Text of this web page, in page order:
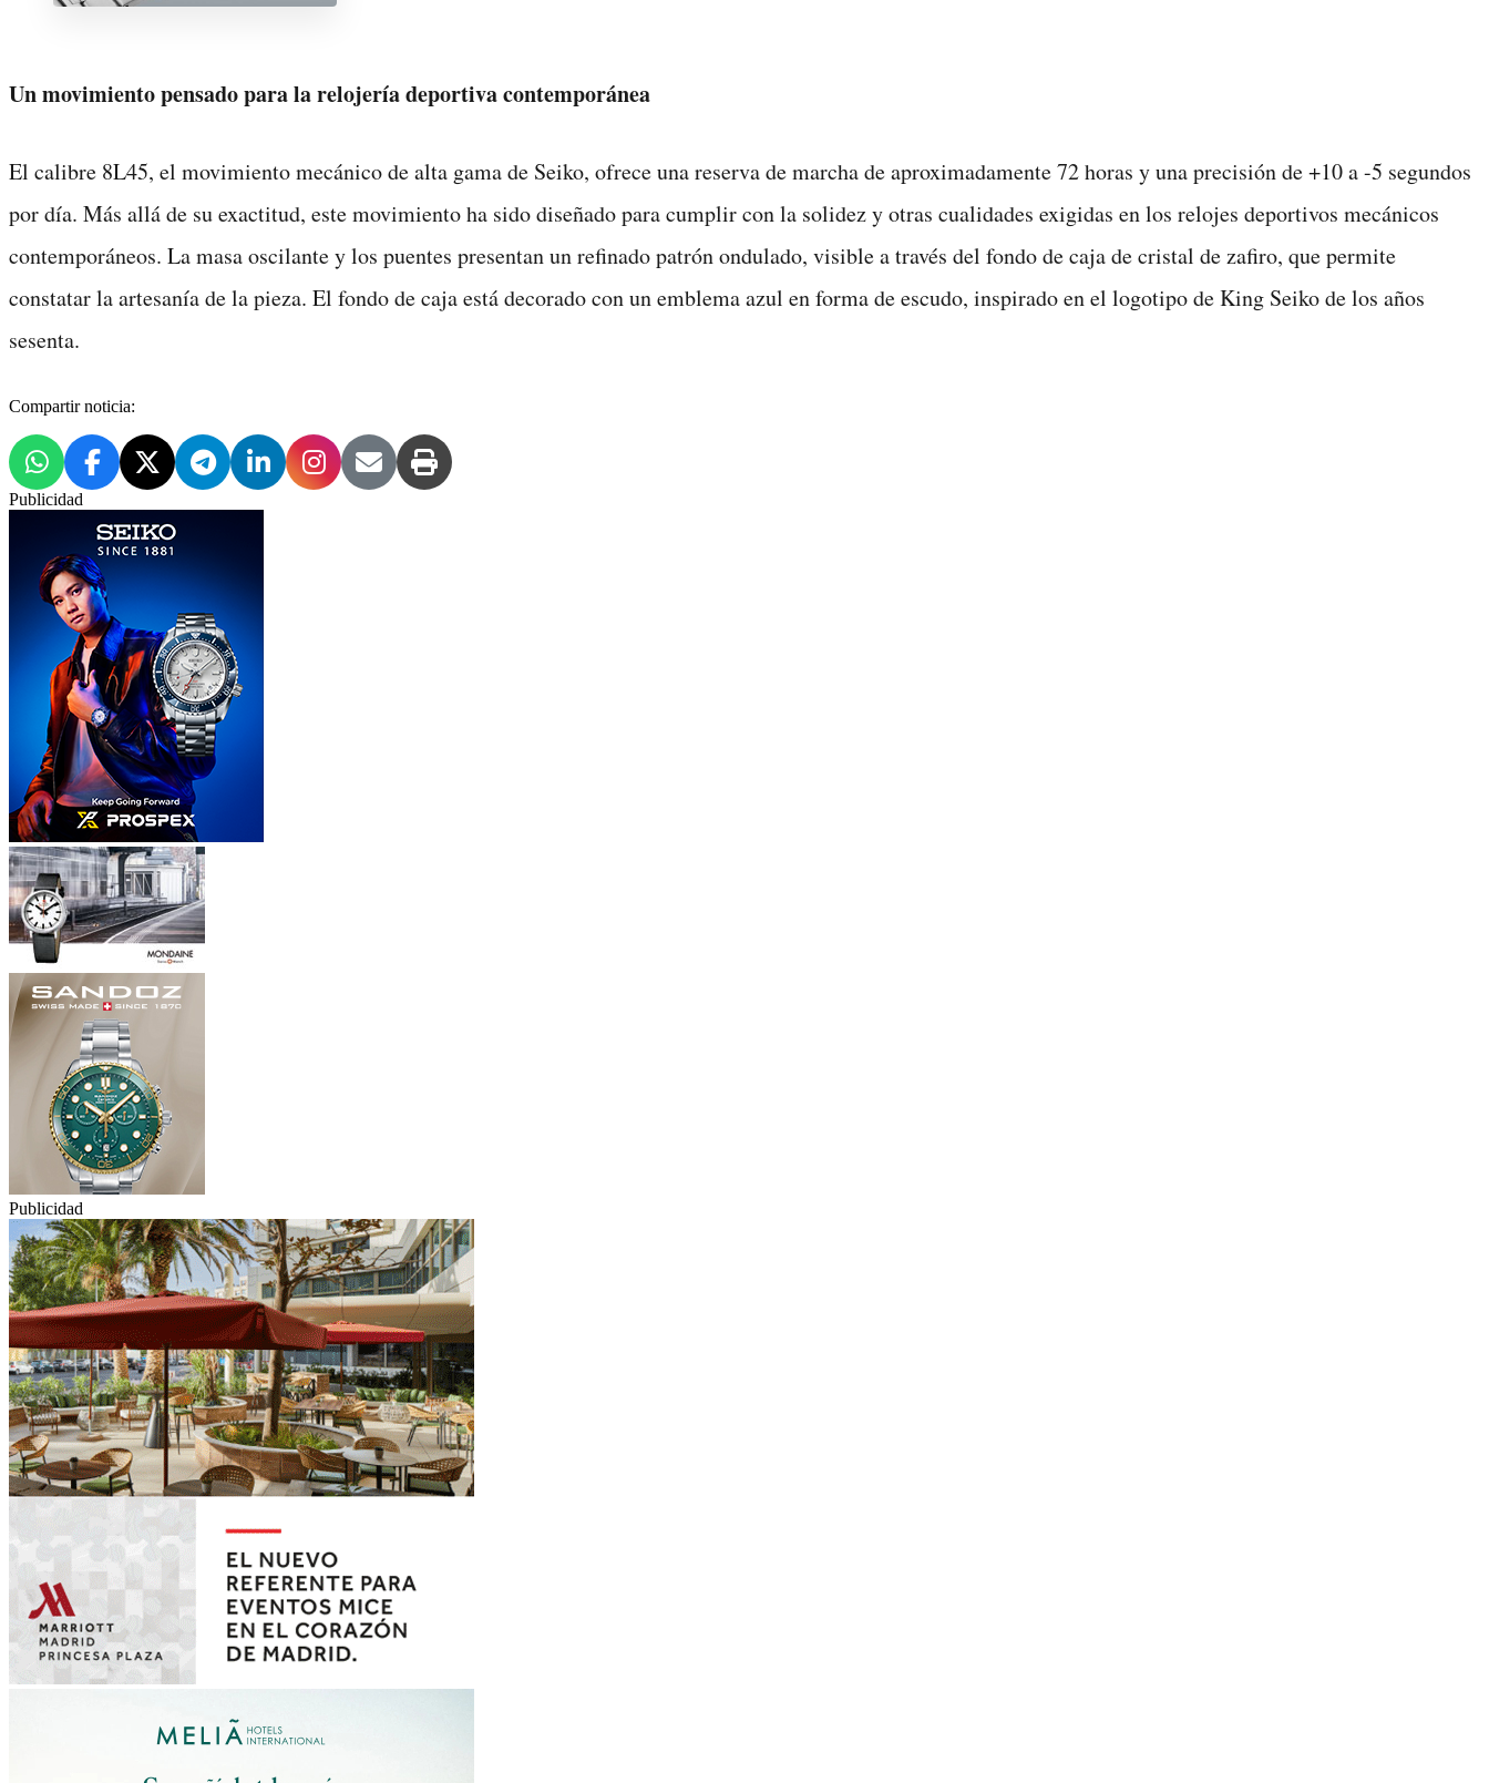
Un movimiento pensado para la relojería deportiva contemporánea
El calibre 8L45, el movimiento mecánico de alta gama de Seiko, ofrece una reserva de marcha de aproximadamente 72 horas y una precisión de +10 a -5 segundos
por día. Más allá de su exactitud, este movimiento ha sido diseñado para cumplir con la solidez y otras cualidades exigidas en los relojes deportivos mecánicos
contemporáneos. La masa oscilante y los puentes presentan un refinado patrón ondulado, visible a través del fondo de caja de cristal de zafiro, que permite
constatar la artesanía de la pieza. El fondo de caja está decorado con un emblema azul en forma de escudo, inspirado en el logotipo de King Seiko de los años
sesenta.
Compartir noticia:
Publicidad
Publicidad